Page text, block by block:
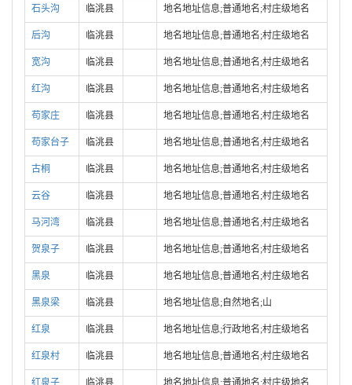
石头沟 临洮县 地名地址信息;普通地名;村庄级地名
后沟 临洮县 地名地址信息;普通地名;村庄级地名
宽沟 临洮县 地名地址信息;普通地名;村庄级地名
红沟 临洮县 地名地址信息;普通地名;村庄级地名
苟家庄 临洮县 地名地址信息;普通地名;村庄级地名
苟家台子 临洮县 地名地址信息;普通地名;村庄级地名
古桐 临洮县 地名地址信息;普通地名;村庄级地名
云谷 临洮县 地名地址信息;普通地名;村庄级地名
马河湾 临洮县 地名地址信息;普通地名;村庄级地名
贺泉子 临洮县 地名地址信息;普通地名;村庄级地名
黑泉 临洮县 地名地址信息;普通地名;村庄级地名
黑泉梁 临洮县 地名地址信息;自然地名;山
红泉 临洮县 地名地址信息;行政地名;村庄级地名
红泉村 临洮县 地名地址信息;普通地名;村庄级地名